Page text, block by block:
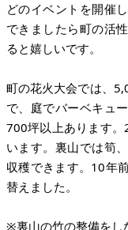
どのイベントを開催
できましたら町の活
ると嬉しいです。
町の花火大会では、
で、庭でバーベキュ
700坪以上あります
います。裏山では筍
収穫できます。10年
替えました。
※裏山の竹の整備をし